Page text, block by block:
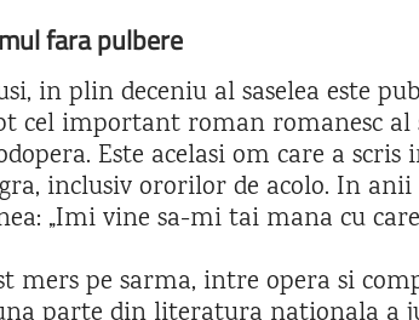
fara pulbere
in plin deceniu al saselea este
cel important roman romanesc al
Este acelasi om care a
inclusiv ororilor de acolo. In
„Imi vine sa-mi tai mana cu
mers pe sarma, intre opera si